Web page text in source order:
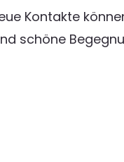
Kontakte
schöne